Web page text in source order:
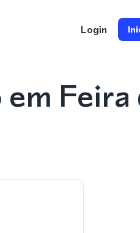
Login
Feira